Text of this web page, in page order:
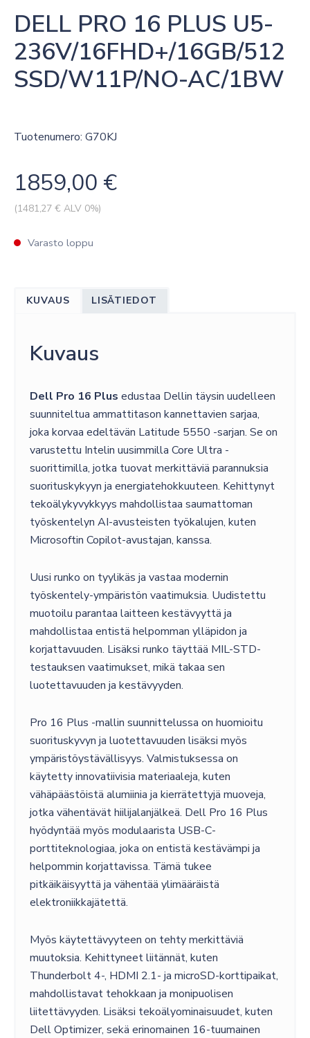
DELL PRO 16 PLUS U5-
236V/16FHD+/16GB/512
SSD/W11P/NO-AC/1BW
Tuotenumero: G70KJ
1859,00 €
(1481,27 € ALV 0%)
Varasto loppu
KUVAUS LISÄTIEDOT
Kuvaus
Dell Pro 16 Plus edustaa Dellin täysin uudelleen
suunniteltua ammattitason kannettavien sarjaa,
joka korvaa edeltävän Latitude 5550 -sarjan. Se on
varustettu Intelin uusimmilla Core Ultra -
suorittimilla, jotka tuovat merkittäviä parannuksia
suorituskykyyn ja energiatehokkuuteen. Kehittynyt
tekoälykyvykkyys mahdollistaa saumattoman
työskentelyn AI-avusteisten työkalujen, kuten
Microsoftin Copilot-avustajan, kanssa.
Uusi runko on tyylikäs ja vastaa modernin
työskentely-ympäristön vaatimuksia. Uudistettu
muotoilu parantaa laitteen kestävyyttä ja
mahdollistaa entistä helpomman ylläpidon ja
korjattavuuden. Lisäksi runko täyttää MIL-STD-
testauksen vaatimukset, mikä takaa sen
luotettavuuden ja kestävyyden.
Pro 16 Plus -mallin suunnittelussa on huomioitu
suorituskyvyn ja luotettavuuden lisäksi myös
ympäristöystävällisyys. Valmistuksessa on
käytetty innovatiivisia materiaaleja, kuten
vähäpäästöistä alumiinia ja kierrätettyjä muoveja,
jotka vähentävät hiilijalanjälkeä. Dell Pro 16 Plus
hyödyntää myös modulaarista USB-C-
porttiteknologiaa, joka on entistä kestävämpi ja
helpommin korjattavissa. Tämä tukee
pitkäikäisyyttä ja vähentää ylimääräistä
elektroniikkajätettä.
Myös käytettävyyteen on tehty merkittäviä
muutoksia. Kehittyneet liitännät, kuten
Thunderbolt 4-, HDMI 2.1- ja microSD-korttipaikat,
mahdollistavat tehokkaan ja monipuolisen
liitettävyyden. Lisäksi tekoälyominaisuudet, kuten
Dell Optimizer, sekä erinomainen 16-tuumainen